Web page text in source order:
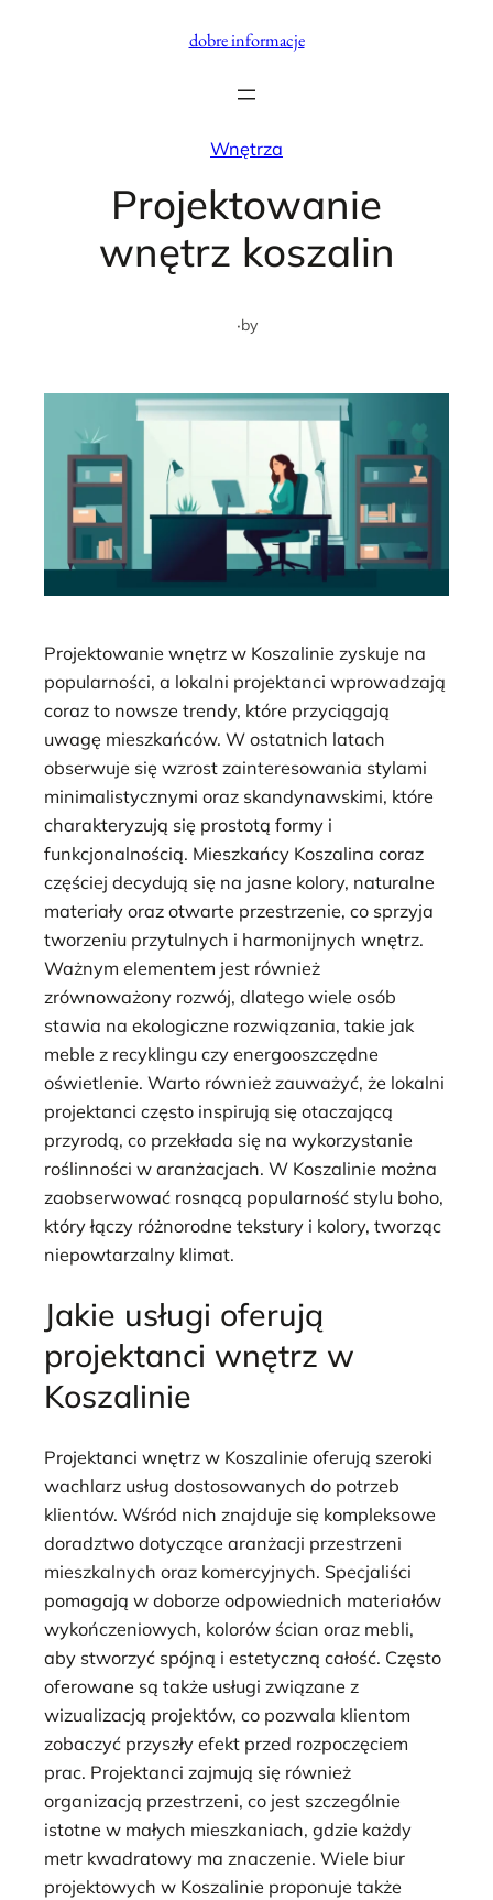
dobre informacje
Wnętrza
Projektowanie
wnętrz koszalin
·by
Projektowanie wnętrz w Koszalinie zyskuje na
popularności, a lokalni projektanci wprowadzają
coraz to nowsze trendy, które przyciągają
uwagę mieszkańców. W ostatnich latach
obserwuje się wzrost zainteresowania stylami
minimalistycznymi oraz skandynawskimi, które
charakteryzują się prostotą formy i
funkcjonalnością. Mieszkańcy Koszalina coraz
częściej decydują się na jasne kolory, naturalne
materiały oraz otwarte przestrzenie, co sprzyja
tworzeniu przytulnych i harmonijnych wnętrz.
Ważnym elementem jest również
zrównoważony rozwój, dlatego wiele osób
stawia na ekologiczne rozwiązania, takie jak
meble z recyklingu czy energooszczędne
oświetlenie. Warto również zauważyć, że lokalni
projektanci często inspirują się otaczającą
przyrodą, co przekłada się na wykorzystanie
roślinności w aranżacjach. W Koszalinie można
zaobserwować rosnącą popularność stylu boho,
który łączy różnorodne tekstury i kolory, tworząc
niepowtarzalny klimat.
Jakie usługi oferują
projektanci wnętrz w
Koszalinie
Projektanci wnętrz w Koszalinie oferują szeroki
wachlarz usług dostosowanych do potrzeb
klientów. Wśród nich znajduje się kompleksowe
doradztwo dotyczące aranżacji przestrzeni
mieszkalnych oraz komercyjnych. Specjaliści
pomagają w doborze odpowiednich materiałów
wykończeniowych, kolorów ścian oraz mebli,
aby stworzyć spójną i estetyczną całość. Często
oferowane są także usługi związane z
wizualizacją projektów, co pozwala klientom
zobaczyć przyszły efekt przed rozpoczęciem
prac. Projektanci zajmują się również
organizacją przestrzeni, co jest szczególnie
istotne w małych mieszkaniach, gdzie każdy
metr kwadratowy ma znaczenie. Wiele biur
projektowych w Koszalinie proponuje także